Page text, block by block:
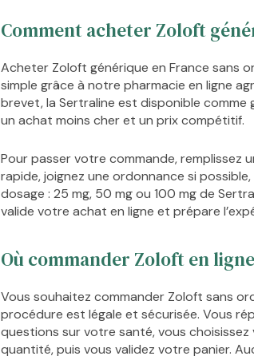
Comment acheter Zoloft
Acheter Zoloft générique en France sans
simple grâce à notre pharmacie en ligne
brevet, la Sertraline est disponible
un achat moins cher et un prix compétitif.
Pour passer votre commande, remplissez
rapide, joignez une ordonnance si
dosage : 25 mg, 50 mg ou 100 mg de
valide votre achat en ligne et prépare
Où commander Zoloft en
Vous souhaitez commander Zoloft sans
procédure est légale et sécurisée. Vous
questions sur votre santé, vous
quantité, puis vous validez votre panier.